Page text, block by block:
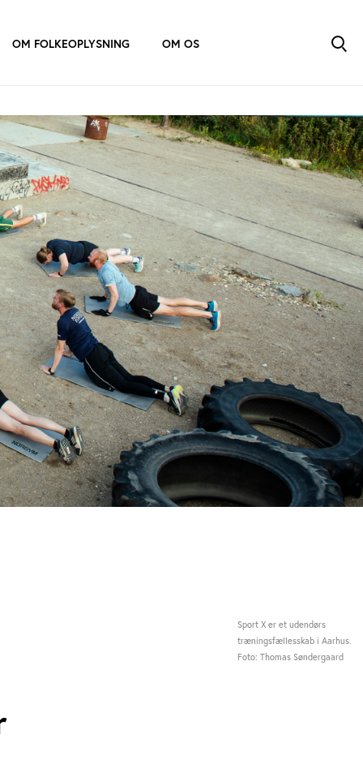
OM FOLKEOPLYSNING OM OS
Sport X er et udendørs
træningsfællesskab i Aarhus.
Foto: Thomas Søndergaard